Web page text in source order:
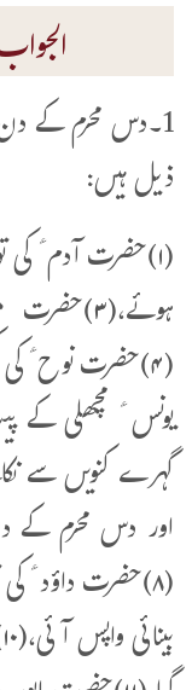
1۔دس محرم کے
ذیل ہیں:
اور دس محرم کے